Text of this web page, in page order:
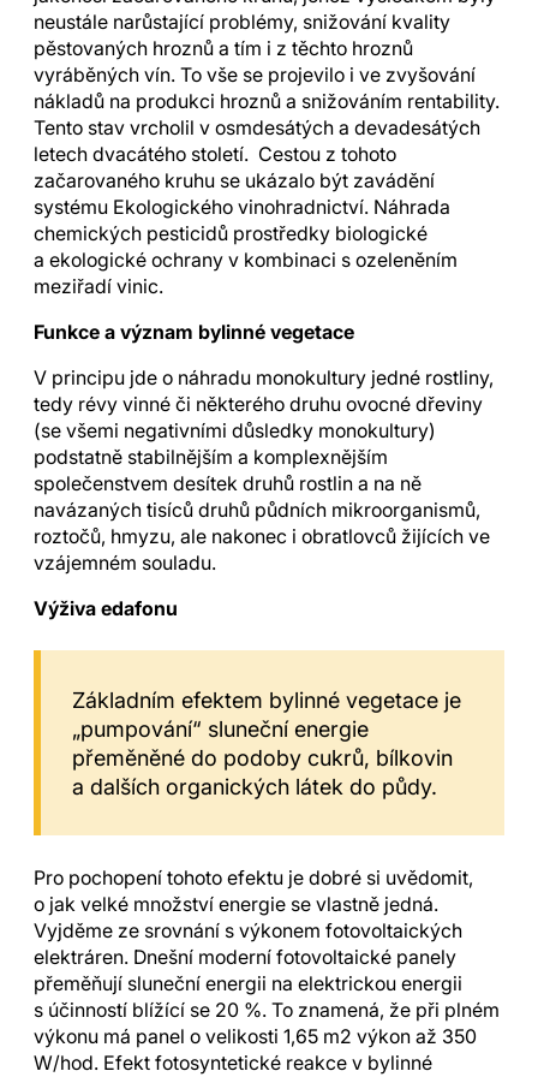
neustále narůstající problémy, snižování kvality
pěstovaných hroznů a tím i z těchto hroznů
vyráběných vín. To vše se projevilo i ve zvyšování
nákladů na produkci hroznů a snižováním rentability.
Tento stav vrcholil v osmdesátých a devadesátých
letech dvacátého století. Cestou z tohoto
začarovaného kruhu se ukázalo být zavádění
systému Ekologického vinohradnictví. Náhrada
chemických pesticidů prostředky biologické
a ekologické ochrany v kombinaci s ozeleněním
meziřadí vinic.
Funkce a význam bylinné vegetace
V principu jde o náhradu monokultury jedné rostliny,
tedy révy vinné či některého druhu ovocné dřeviny
(se všemi negativními důsledky monokultury)
podstatně stabilnějším a komplexnějším
společenstvem desítek druhů rostlin a na ně
navázaných tisíců druhů půdních mikroorganismů,
roztočů, hmyzu, ale nakonec i obratlovců žijících ve
vzájemném souladu.
Výživa edafonu
Základním efektem bylinné vegetace je
„pumpování“ sluneční energie
přeměněné do podoby cukrů, bílkovin
a dalších organických látek do půdy.
Pro pochopení tohoto efektu je dobré si uvědomit,
o jak velké množství energie se vlastně jedná.
Vyjděme ze srovnání s výkonem fotovoltaických
elektráren. Dnešní moderní fotovoltaické panely
přeměňují sluneční energii na elektrickou energii
s účinností blížící se 20 %. To znamená, že při plném
výkonu má panel o velikosti 1,65 m2 výkon až 350
W/hod. Efekt fotosyntetické reakce v bylinné